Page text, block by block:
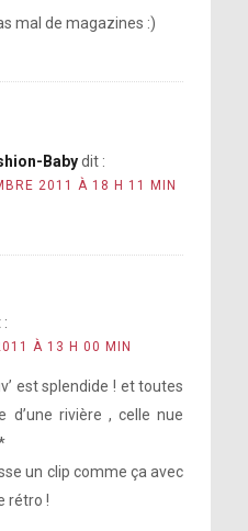
mal de magazines :)
Baby dit :
2011 À 18 H 11 MIN
:
À 13 H 00 MIN
est splendide ! et toutes
d’une rivière , celle nue
un clip comme ça avec
rétro !